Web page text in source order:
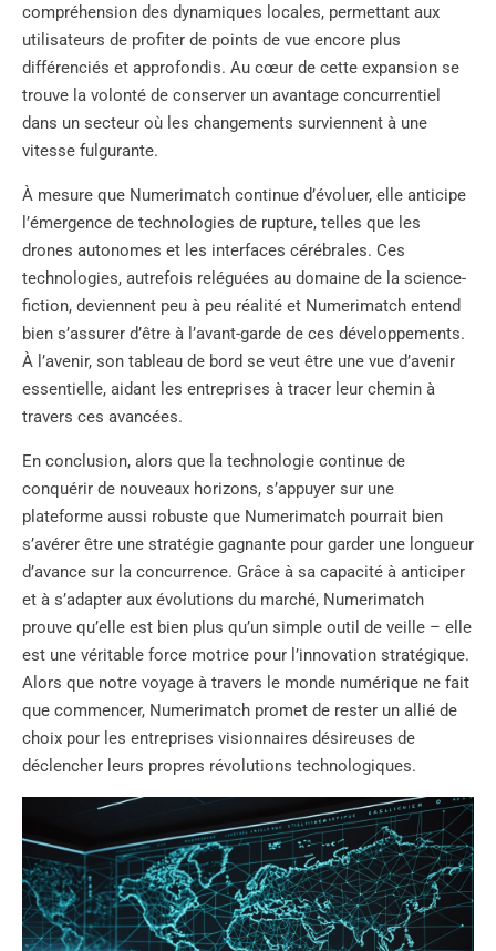
compréhension des dynamiques locales, permettant aux
utilisateurs de profiter de points de vue encore plus
différenciés et approfondis. Au cœur de cette expansion se
trouve la volonté de conserver un avantage concurrentiel
dans un secteur où les changements surviennent à une
vitesse fulgurante.
À mesure que Numerimatch continue d’évoluer, elle anticipe
l’émergence de technologies de rupture, telles que les
drones autonomes et les interfaces cérébrales. Ces
technologies, autrefois reléguées au domaine de la science-
fiction, deviennent peu à peu réalité et Numerimatch entend
bien s’assurer d’être à l’avant-garde de ces développements.
À l’avenir, son tableau de bord se veut être une vue d’avenir
essentielle, aidant les entreprises à tracer leur chemin à
travers ces avancées.
En conclusion, alors que la technologie continue de
conquérir de nouveaux horizons, s’appuyer sur une
plateforme aussi robuste que Numerimatch pourrait bien
s’avérer être une stratégie gagnante pour garder une longueur
d’avance sur la concurrence. Grâce à sa capacité à anticiper
et à s’adapter aux évolutions du marché, Numerimatch
prouve qu’elle est bien plus qu’un simple outil de veille – elle
est une véritable force motrice pour l’innovation stratégique.
Alors que notre voyage à travers le monde numérique ne fait
que commencer, Numerimatch promet de rester un allié de
choix pour les entreprises visionnaires désireuses de
déclencher leurs propres révolutions technologiques.